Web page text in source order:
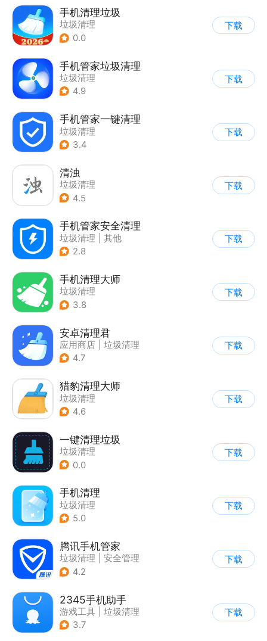
手机清理垃圾
垃圾清理
0.0
下载
手机管家垃圾清理
垃圾清理
4.9
下载
手机管家一键清理
垃圾清理
3.4
下载
清浊
垃圾清理
4.5
下载
手机管家安全清理
垃圾清理
其他
2.8
下载
手机清理大师
垃圾清理
3.8
下载
安卓清理君
应用商店
垃圾清理
4.7
下载
猎豹清理大师
垃圾清理
4.6
下载
一键清理垃圾
垃圾清理
0.0
下载
手机清理
垃圾清理
5.0
下载
腾讯手机管家
垃圾清理
安全管理
4.2
下载
2345手机助手
游戏工具
垃圾清理
| 安全管理
3.7
下载